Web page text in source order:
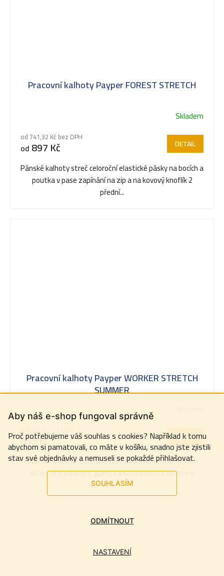
Aby náš e-shop fungoval správně
Proč potřebujeme váš souhlas s cookies? Například k tomu
abychom si pamatovali, co máte v košíku, snadno jste zjistili
stav své objednávky a nemuseli se pokaždé přihlašovat.
SOUHLASÍM
NASTAVENÍ
ODMÍTNOUT
Pracovní kalhoty Payper FOREST STRETCH
hodnocení
produktu
je
5,0
Skladem
od 741,32 Kč bez DPH
od 897 Kč DETAIL
Pánské kalhoty streč celoroční elastické pásky na bocích a
poutka v pase zapínání na zip a na kovový knoflík 2
přední...
Pracovní kalhoty Payper WORKER STRETCH
SUMMER
690,08 Kč bez DPH
835 Kč DETAIL
Unisexové kalhoty, ze strečové tkaniny ripstop, lehké, s
reflexními páskami, gumičkami na bocích a poutky v
pase...